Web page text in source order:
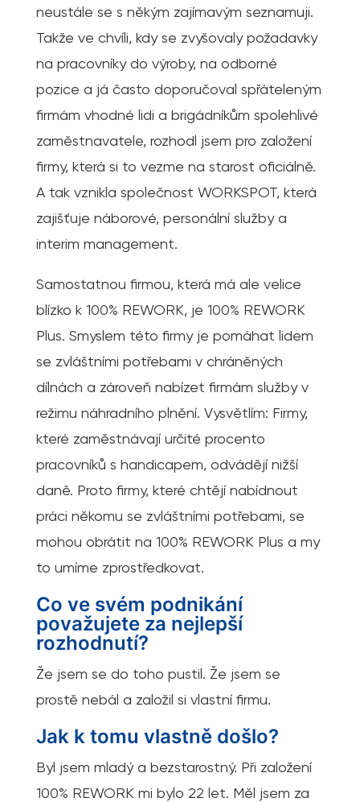
neustále se s někým zajímavým seznamuji.
Takže ve chvíli, kdy se zvyšovaly požadavky
na pracovníky do výroby, na odborné
pozice a já často doporučoval spřáteleným
firmám vhodné lidi a brigádníkům spolehlivé
zaměstnavatele, rozhodl jsem pro založení
firmy, která si to vezme na starost oficiálně.
A tak vznikla společnost WORKSPOT, která
zajišťuje náborové, personální služby a
interim management.
Samostatnou firmou, která má ale velice
blízko k 100% REWORK, je 100% REWORK
Plus. Smyslem této firmy je pomáhat lidem
se zvláštními potřebami v chráněných
dílnách a zároveň nabízet firmám služby v
režimu náhradního plnění. Vysvětlím: Firmy,
které zaměstnávají určité procento
pracovníků s handicapem, odvádějí nižší
daně. Proto firmy, které chtějí nabídnout
práci někomu se zvláštními potřebami, se
mohou obrátit na 100% REWORK Plus a my
to umíme zprostředkovat.
Co ve svém podnikání
považujete za nejlepší
rozhodnutí?
Že jsem se do toho pustil. Že jsem se
prostě nebál a založil si vlastní firmu.
Jak k tomu vlastně došlo?
Byl jsem mladý a bezstarostný. Při založení
100% REWORK mi bylo 22 let. Měl jsem za